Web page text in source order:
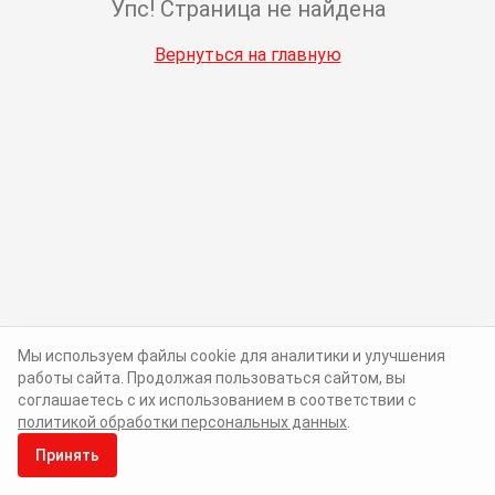
Упс! Страница не найдена
Вернуться на главную
Мы используем файлы cookie для аналитики и улучшения
работы сайта. Продолжая пользоваться сайтом, вы
соглашаетесь с их использованием в соответствии с
политикой обработки персональных данных
Принять